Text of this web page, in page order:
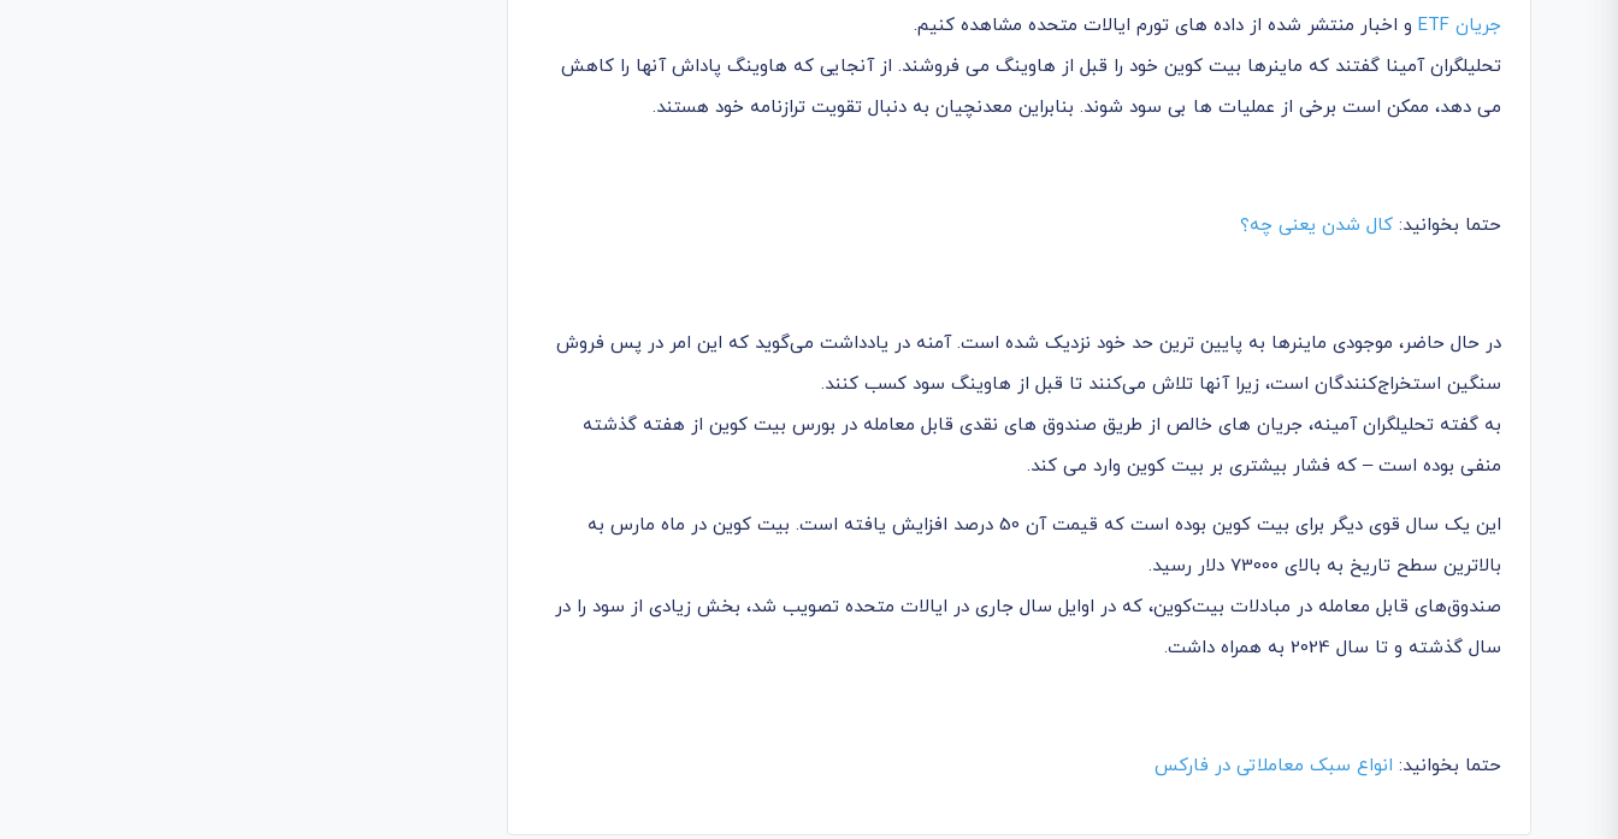
جریان ETF
و اخبار منتشر شده از داده های تورم ایالات متحده مشاهده کنیم.
تحلیلگران آمینا گفتند که ماینرها بیت کوین خود را قبل از هاوینگ می فروشند. از آنجایی که هاوینگ پاداش آنها را کاهش
می دهد، ممکن است برخی از عملیات ها بی سود شوند. بنابراین معدنچیان به دنبال تقویت ترازنامه خود هستند.
حتما بخوانید: کال شدن یعنی چه؟
در حال حاضر، موجودی ماینرها به پایین ترین حد خود نزدیک شده است. آمنه در یادداشت می‌گوید که این امر در پس فروش
سنگین استخراج‌کنندگان است، زیرا آنها تلاش می‌کنند تا قبل از هاوینگ سود کسب کنند.
به گفته تحلیلگران آمینه، جریان های خالص از طریق صندوق های نقدی قابل معامله در بورس بیت کوین از هفته گذشته
منفی بوده است – که فشار بیشتری بر بیت کوین وارد می کند.
این یک سال قوی دیگر برای بیت کوین بوده است که قیمت آن 50 درصد افزایش یافته است. بیت کوین در ماه مارس به
بالاترین سطح تاریخ به بالای 73000 دلار رسید.
صندوق‌های قابل معامله در مبادلات بیت‌کوین، که در اوایل سال جاری در ایالات متحده تصویب شد، بخش زیادی از سود را در
سال گذشته و تا سال 2024 به همراه داشت.
حتما بخوانید: انواع سبک معاملاتی در فارکس